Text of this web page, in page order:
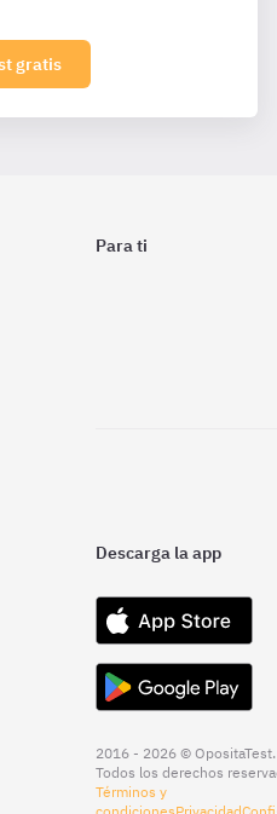
gratis
Para ti
Descarga la app
2016 - 2026 © OpositaTest.
Todos los derechos
Términos y